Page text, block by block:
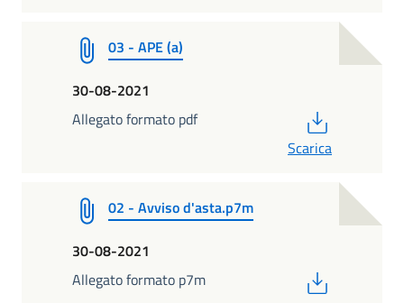
03 - APE (a)
30-08-2021
Allegato formato pdf
Scarica
02 - Avviso d'asta.p7m
30-08-2021
Allegato formato p7m